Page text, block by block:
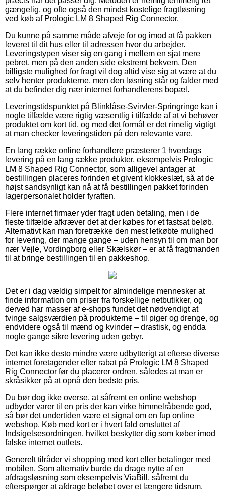
gængelig, og ofte også den mindst kostelige fragtløsning
ved køb af Prologic LM 8 Shaped Rig Connector.
Du kunne på samme måde afveje for og imod at få pakken
leveret til dit hus eller til adressen hvor du arbejder.
Leveringstypen viser sig en gang i mellem en sjat mere
pebret, men på den anden side ekstremt bekvem. Den
billigste mulighed for fragt vil dog altid vise sig at være at du
selv henter produkterne, men den løsning står og falder med
at du befinder dig nær internet forhandlerens bopæl.
Leveringstidspunktet på Blinklåse-Svirvler-Springringe kan i
nogle tilfælde være rigtig væsentlig i tilfælde af at vi behøver
produktet om kort tid, og med det formål er det rimelig vigtigt
at man checker leveringstiden på den relevante vare.
En lang række online forhandlere præsterer 1 hverdags
levering på en lang række produkter, eksempelvis Prologic
LM 8 Shaped Rig Connector, som alligevel antager at
bestillingen placeres forinden et givent klokkeslæt, så at de
højst sandsynligt kan nå at få bestillingen pakket forinden
lagerpersonalet holder fyraften.
Flere internet firmaer yder fragt uden betaling, men i de
fleste tilfælde afkræver det at der købes for et fastsat beløb.
Alternativt kan man foretrække den mest letkøbte mulighed
for levering, der mange gange – uden hensyn til om man bor
nær Vejle, Vordingborg eller Skælskør – er at få fragtmanden
til at bringe bestillingen til en pakkeshop.
Det er i dag vældig simpelt for almindelige mennesker at
finde information om priser fra forskellige netbutikker, og
derved har masser af e-shops fundet det nødvendigt at
tvinge salgsværdien på produkterne – til piger og drenge, og
endvidere også til mænd og kvinder – drastisk, og endda
nogle gange sikre levering uden gebyr.
Det kan ikke desto mindre være udbytterigt at efterse diverse
internet foretagender efter rabat på Prologic LM 8 Shaped
Rig Connector før du placerer ordren, således at man er
skråsikker på at opnå den bedste pris.
Du bør dog ikke overse, at såfremt en online webshop
udbyder varer til en pris der kan virke himmelråbende god,
så bør det undertiden være et signal om en fup online
webshop. Køb med kort er i hvert fald omsluttet af
Indsigelsesordningen, hvilket beskytter dig som køber imod
falske internet outlets.
Generelt tilråder vi shopping med kort eller betalinger med
mobilen. Som alternativ burde du drage nytte af en
afdragsløsning som eksempelvis ViaBill, såfremt du
efterspørger at afdrage beløbet over et længere tidsrum.